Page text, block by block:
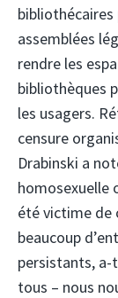
bibliothécaires
assemblées
rendre les
bibliothèques
les usagers.
censure
Drabinski a
homosexuelle
été victime de
beaucoup
persistants, a-
tous – nous